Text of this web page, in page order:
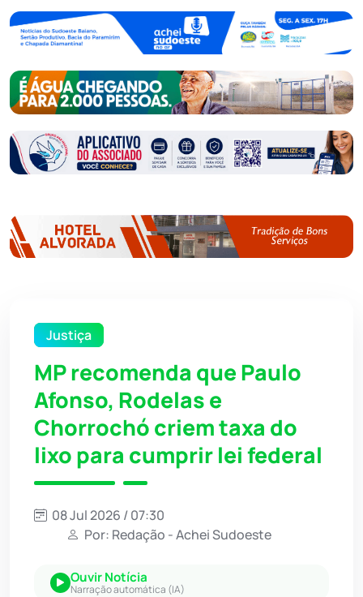
Justiça
MP recomenda que Paulo
Afonso, Rodelas e
Chorrochó criem taxa do
lixo para cumprir lei federal
08 Jul 2026 / 07:30
Por: Redação - Achei Sudoeste
Ouvir Notícia
Narração automática (IA)